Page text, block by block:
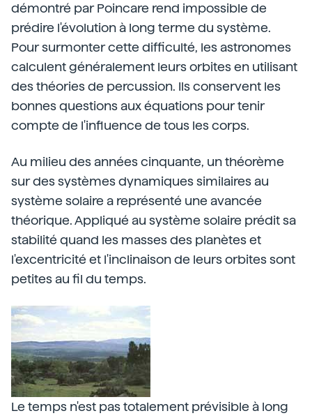
démontré par Poincare rend impossible de
prédire l'évolution à long terme du système.
Pour surmonter cette difficulté, les astronomes
calculent généralement leurs orbites en utilisant
des théories de percussion. Ils conservent les
bonnes questions aux équations pour tenir
compte de l'influence de tous les corps.
Au milieu des années cinquante, un théorème
sur des systèmes dynamiques similaires au
système solaire a représenté une avancée
théorique. Appliqué au système solaire prédit sa
stabilité quand les masses des planètes et
l'excentricité et l'inclinaison de leurs orbites sont
petites au fil du temps.
Le temps n'est pas totalement prévisible à long